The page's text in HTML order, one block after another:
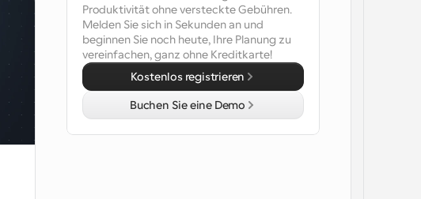
Produktivität ohne versteckte Gebühren.
Melden Sie sich in Sekunden an und
beginnen Sie noch heute, Ihre Planung zu
vereinfachen, ganz ohne Kreditkarte!
Kostenlos registrieren
Buchen Sie eine Demo